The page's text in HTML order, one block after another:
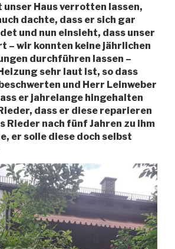
unser Haus verrotten lassen,
dachte, dass er sich gar
und nun einsieht, dass unser
– wir konnten keine jährlichen
durchführen lassen –
sehr laut ist, so dass
und Herr Leinweber
er jahrelange hingehalten
dass er diese reparieren
Rieder nach fünf Jahren zu ihm
er solle diese doch selbst